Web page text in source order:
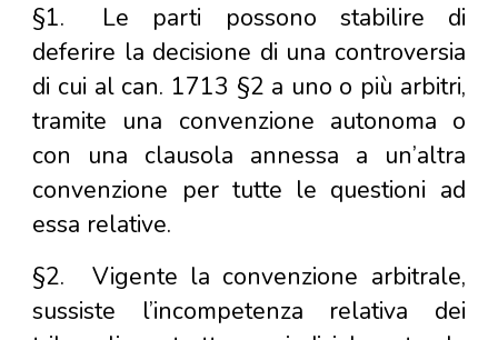
§1.
Le parti possono stabilire di
deferire la decisione di una controversia
di cui al can. 1713 §2 a uno o più arbitri,
tramite una convenzione autonoma o
con una clausola annessa a un’altra
convenzione per tutte le questioni ad
essa relative.
§2.
Vigente la convenzione arbitrale,
sussiste l’incompetenza relativa dei